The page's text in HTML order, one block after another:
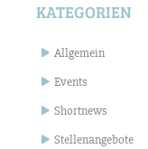
KATEGORIEN
Allgemein
Events
Shortnews
Stellenangebote